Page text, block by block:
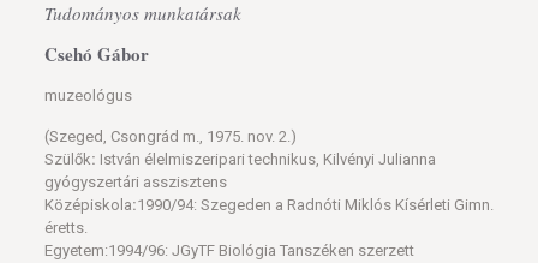
Tudományos munkatársak
Csehó Gábor
muzeológus
(Szeged, Csongrád m., 1975. nov. 2.)
Szülők: István élelmiszeripari technikus, Kilvényi Julianna
gyógyszertári asszisztens
Középiskola:1990/94: Szegeden a Radnóti Miklós Kísérleti Gimn.
éretts.
Egyetem:1994/96: JGyTF Biológia Tanszéken szerzett